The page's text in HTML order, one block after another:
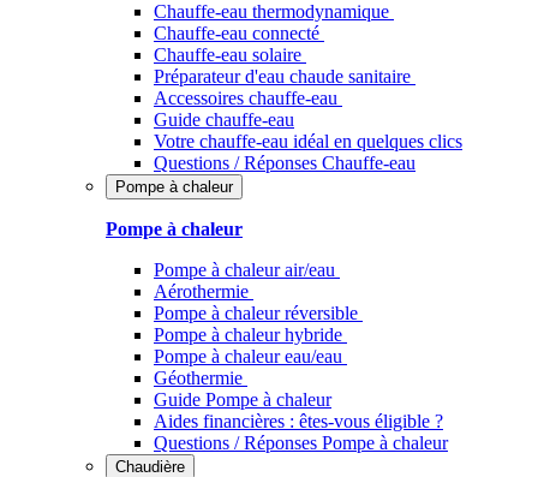
Chauffe-eau thermodynamique
Chauffe-eau connecté
Chauffe-eau solaire
Préparateur d'eau chaude sanitaire
Accessoires chauffe-eau
Guide chauffe-eau
Votre chauffe-eau idéal en quelques clics
Questions / Réponses Chauffe-eau
Pompe à chaleur
Pompe à chaleur
Pompe à chaleur air/eau
Aérothermie
Pompe à chaleur réversible
Pompe à chaleur hybride
Pompe à chaleur​ eau/eau
Géothermie
Guide Pompe à chaleur
Aides financières : êtes-vous éligible ?
Questions / Réponses Pompe à chaleur
Chaudière